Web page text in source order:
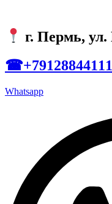
г. Пермь,
☎+79128844111
Whatsapp